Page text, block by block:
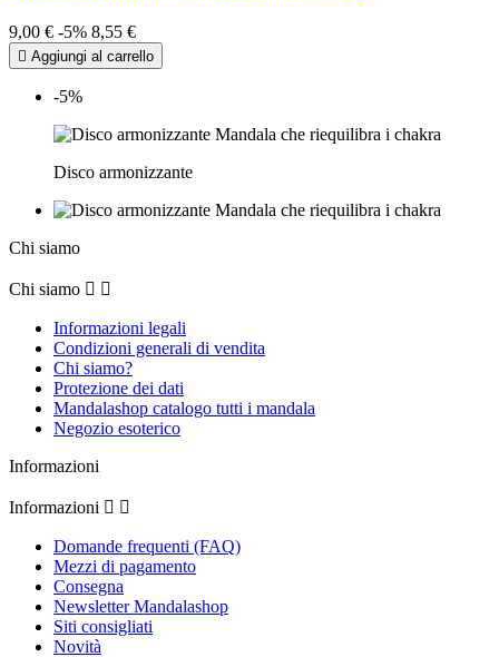
9,00 € -5% 8,55 €
 Aggiungi al carrello
-5%
Disco armonizzante
Chi siamo
Chi siamo  
Informazioni legali
Condizioni generali di vendita
Chi siamo?
Protezione dei dati
Mandalashop catalogo tutti i mandala
Negozio esoterico
Informazioni
Informazioni  
Domande frequenti (FAQ)
Mezzi di pagamento
Consegna
Newsletter Mandalashop
Siti consigliati
Novità